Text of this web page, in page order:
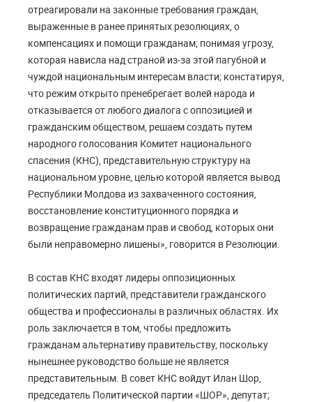
отреагировали на законные требования граждан,
выраженные в ранее принятых резолюциях, о
компенсациях и помощи гражданам; понимая угрозу,
которая нависла над страной из-за этой пагубной и
чуждой национальным интересам власти; констатируя,
что режим открыто пренебрегает волей народа и
отказывается от любого диалога с оппозицией и
гражданским обществом, решаем создать путем
народного голосования Комитет национального
спасения (КНС), представительную структуру на
национальном уровне, целью которой является вывод
Республики Молдова из захваченного состояния,
восстановление конституционного порядка и
возвращение гражданам прав и свобод, которых они
были неправомерно лишены», говорится в Резолюции.
В состав КНС входят лидеры оппозиционных
политических партий, представители гражданского
общества и профессионалы в различных областях. Их
роль заключается в том, чтобы предложить
гражданам альтернативу правительству, поскольку
нынешнее руководство больше не является
представительным. В совет КНС войдут Илан Шор,
председатель Политической партии «ШОР», депутат;